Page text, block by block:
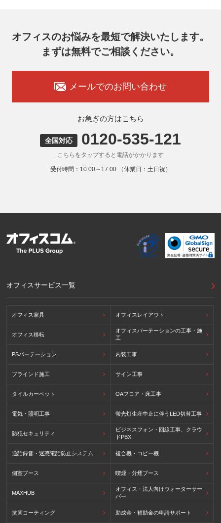
7. 個人情報を提供されることの任意性
お客様がご自身の個人情報を弊社に提供されるか否かはお客
は、適切なサービスをご提供できない場合がありますのでご
弊社ウェブサイトでは、利用者が当ウェブサイトを閲覧した
状況の分析のためにCookieを利用していますが、Cookieによ
る個人情報の取得はしていません。
9. 外国にある第三者への提供
お客様の個人情報を下記海外の個人情報取扱事業者へ提供す
る場合があります。
提供先の所在国の名称：アメリカ（Google LLC）
当該外国における個人情報の保護に関する制度：APECの
外国における個人情報の保護に関する制度等の詳細は以下を
ご確認下さい。
オフィスのお悩みを最短で解決いたします。
まずは無料でご相談ください。
メールでのお問い合わせ
お急ぎの方はこちら
全国対応 0120-535-121
こちらをタップすると電話がかかります
受付時間：10:00～17:00 （休業日：土日祝）
オフィスサービス一覧
オフィス家具 オフィスレイアウト
オフィス移転
オフィスパーテーションの工事・施
工
PSパーテーション 内装工事
ブラインド施工 サイン工事
タイルカーペット OAフロア・床工事
電気・照明工事 蛍光灯生産中止に伴うLED切替工事
防犯セキュリティ
ビジネスフォン・回線工事、クラウ
ドPBX
通話録音・迷惑電話防止システム 複合機・コピー機
個室ブース 喫煙・分煙ブース
MAXHUB
オフィス・法人向けウォーターサー
バー
抗菌コーティング 助成金・補助金の申請サポート